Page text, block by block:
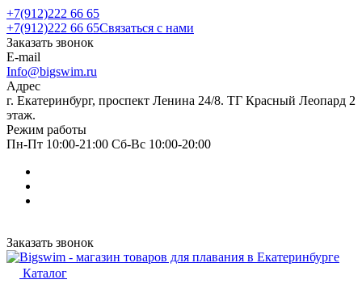
+7(912)222 66 65
+7(912)222 66 65Связаться с нами
Заказать звонок
E-mail
Info@bigswim.ru
Адрес
г. Екатеринбург, проспект Ленина 24/8. ТГ Красный Леопард 2
этаж.
Режим работы
Пн-Пт 10:00-21:00 Сб-Вс 10:00-20:00
Заказать звонок
Каталог